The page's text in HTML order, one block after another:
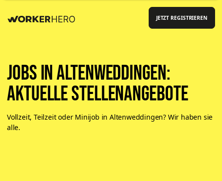
JETZT REGISTRIEREN
Jobs in Altenweddingen:
aktuelle Stellenangebote
Vollzeit, Teilzeit oder Minijob in Altenweddingen? Wir haben sie
alle.